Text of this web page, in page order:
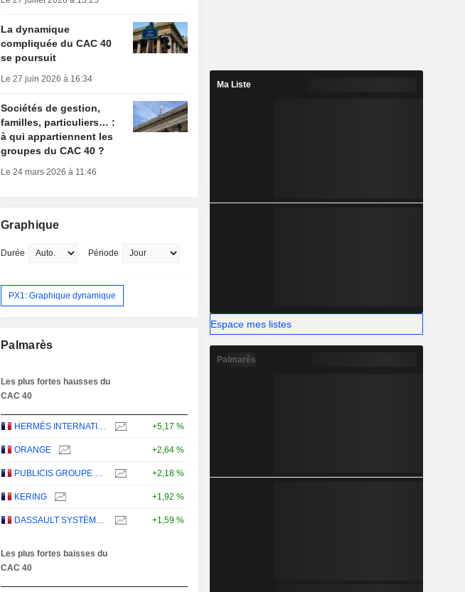
La dynamique
compliquée du CAC 40
se poursuit
Le 27 juin 2026 à 16:34
Sociétés de gestion,
familles, particuliers… :
à qui appartiennent les
groupes du CAC 40 ?
Le 24 mars 2026 à 11:46
Graphique
Durée Période
PX1: Graphique dynamique
Palmarès
Les plus fortes hausses du
CAC 40
HERMÈS INTERNATIONAL +5,17 %
ORANGE +2,64 %
PUBLICIS GROUPE S.A. +2,18 %
KERING +1,92 %
DASSAULT SYSTÈMES SE +1,59 %
Les plus fortes baisses du
CAC 40
Ma Liste
Espace mes listes
Palmarès